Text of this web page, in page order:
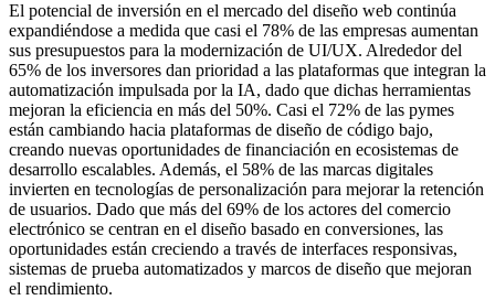
El potencial de inversión en el mercado del diseño web continúa
expandiéndose a medida que casi el 78% de las empresas aumentan
sus presupuestos para la modernización de UI/UX. Alrededor del
65% de los inversores dan prioridad a las plataformas que integran la
automatización impulsada por la IA, dado que dichas herramientas
mejoran la eficiencia en más del 50%. Casi el 72% de las pymes
están cambiando hacia plataformas de diseño de código bajo,
creando nuevas oportunidades de financiación en ecosistemas de
desarrollo escalables. Además, el 58% de las marcas digitales
invierten en tecnologías de personalización para mejorar la retención
de usuarios. Dado que más del 69% de los actores del comercio
electrónico se centran en el diseño basado en conversiones, las
oportunidades están creciendo a través de interfaces responsivas,
sistemas de prueba automatizados y marcos de diseño que mejoran
el rendimiento.